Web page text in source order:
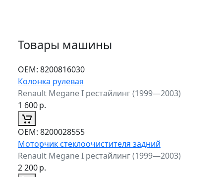
Товары машины
ОЕМ: 8200816030
Колонка рулевая
Renault Megane I рестайлинг (1999—2003)
1 600р.
ОЕМ: 8200028555
Моторчик стеклоочистителя задний
Renault Megane I рестайлинг (1999—2003)
2 200р.